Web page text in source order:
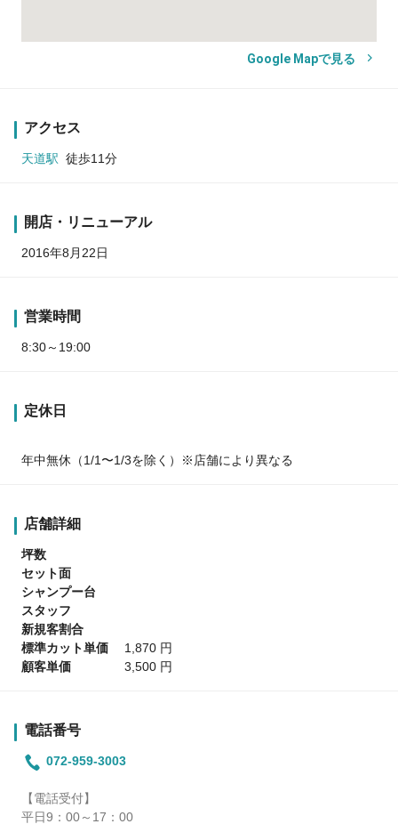
Google Mapで見る
アクセス
天道駅 徒歩11分
開店・リニューアル
2016年8月22日
営業時間
8:30～19:00
定休日
年中無休（1/1〜1/3を除く）※店舗により異なる
店舗詳細
坪数
セット面
シャンプー台
スタッフ
新規客割合
標準カット単価
1,870 円
顧客単価
3,500 円
電話番号
072-959-3003
【電話受付】
平日9：00～17：00